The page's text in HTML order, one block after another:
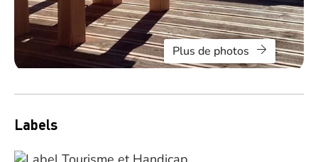
Plus de photos
Labels